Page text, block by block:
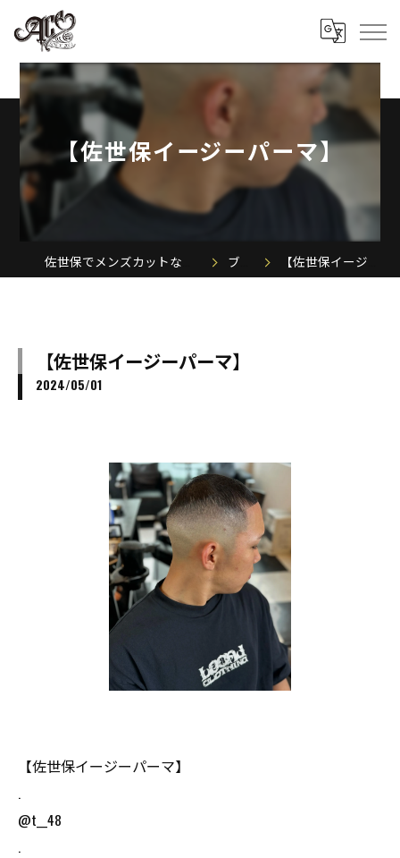
【佐世保イージーパーマ】
ブログ 【佐世保イージーパーマ】
【佐世保イージーパーマ】
2024/05/01
【佐世保イージーパーマ】
.
@t__48
.